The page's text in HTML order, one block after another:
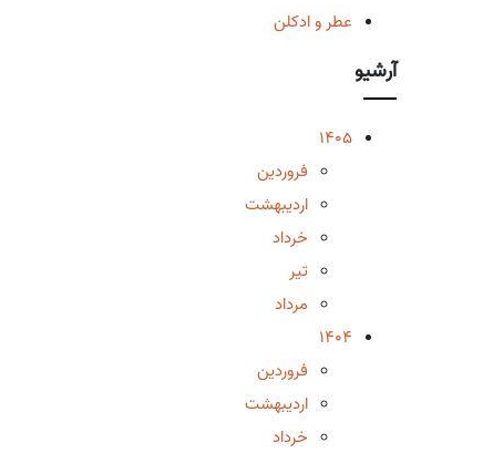
عطر و ادکلن
آرشیو
1405
فروردین
اردیبهشت
خرداد
تیر
مرداد
1404
فروردین
اردیبهشت
خرداد